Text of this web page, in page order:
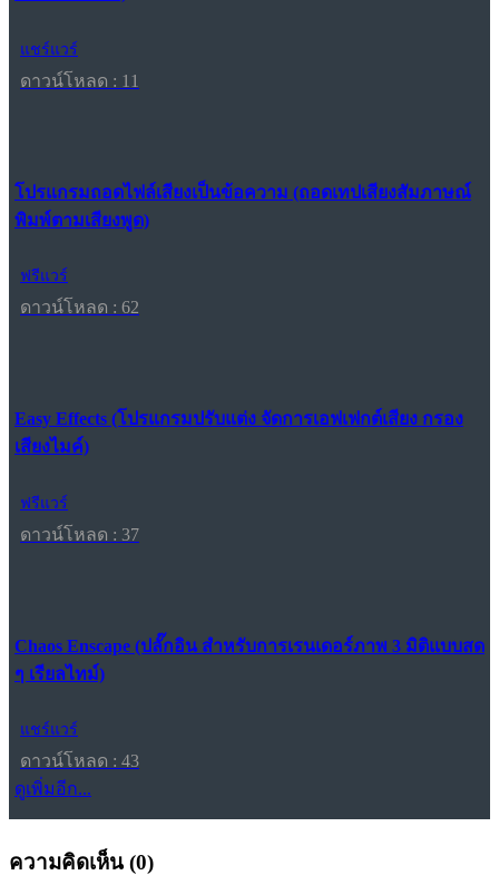
แชร์แวร์
ดาวน์โหลด : 11
โปรแกรมถอดไฟล์เสียงเป็นข้อความ (ถอดเทปเสียงสัมภาษณ์
พิมพ์ตามเสียงพูด)
ฟรีแวร์
ดาวน์โหลด : 62
Easy Effects (โปรแกรมปรับแต่ง จัดการเอฟเฟกต์เสียง กรอง
เสียงไมค์)
ฟรีแวร์
ดาวน์โหลด : 37
Chaos Enscape (ปลั๊กอิน สำหรับการเรนเดอร์ภาพ 3 มิติแบบสด
ๆ เรียลไทม์)
แชร์แวร์
ดาวน์โหลด : 43
ดูเพิ่มอีก...
ความคิดเห็น (0)